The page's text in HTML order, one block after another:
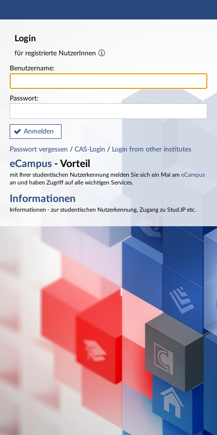
Hauptnavigation
Login
für registrierte NutzerInnen
Benutzername:
Passwort:
Anmelden
Passwort vergessen / CAS-Login / Login from other institutes
eCampus - Vorteil
mit Ihrer studentischen Nutzerkennung melden Sie sich ein Mal am eCampus
an und haben Zugriff auf alle wichtigen Services.
Informationen
Informationen - zur studentischen Nutzerkennung, Zugang zu Stud.IP etc.